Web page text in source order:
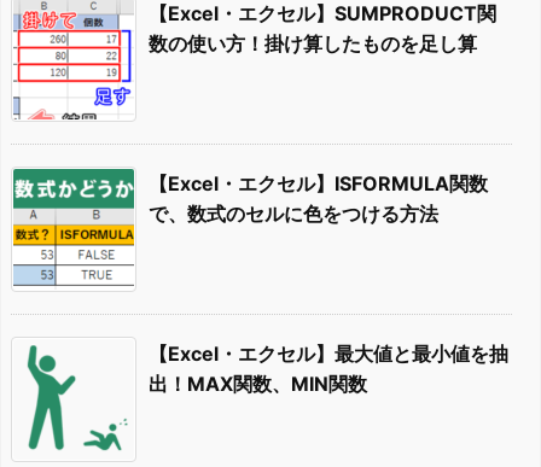
【Excel・エクセル】SUMPRODUCT関
数の使い方！掛け算したものを足し算
【Excel・エクセル】ISFORMULA関数
で、数式のセルに色をつける方法
【Excel・エクセル】最大値と最小値を抽
出！MAX関数、MIN関数